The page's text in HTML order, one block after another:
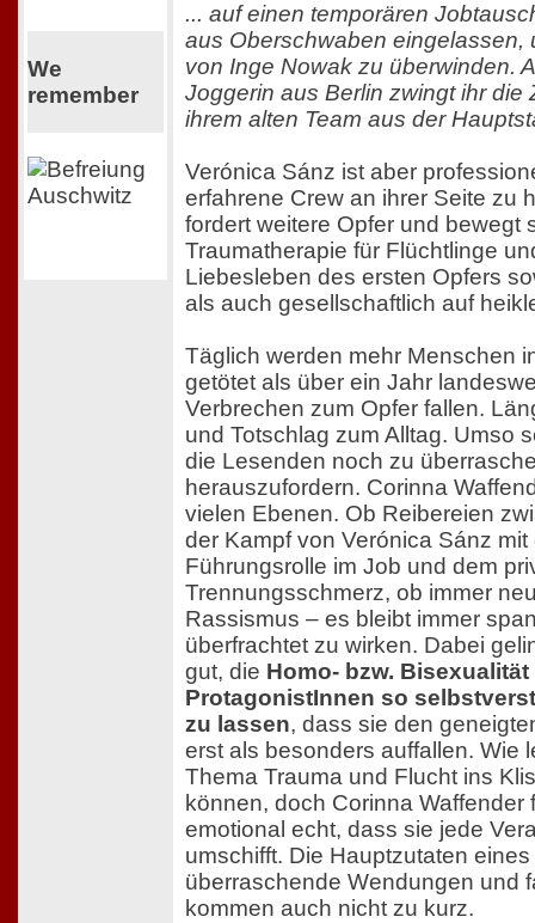
We
remember
... auf einen temporären
aus Oberschwaben eingelassen,
von Inge Nowak zu überwinden.
Joggerin aus Berlin zwingt ihr die
ihrem alten Team aus der
Verónica Sánz ist aber
erfahrene Crew an ihrer Seite zu
fordert weitere Opfer und bewegt
Traumatherapie für Flüchtlinge
Liebesleben des ersten Opfers
als auch gesellschaftlich auf
Täglich werden mehr Menschen
getötet als über ein Jahr
Verbrechen zum Opfer fallen.
und Totschlag zum Alltag. Umso
die Lesenden noch zu
herauszufordern. Corinna
vielen Ebenen. Ob Reibereien
der Kampf von Verónica Sánz
Führungsrolle im Job und dem
Trennungsschmerz, ob immer
Rassismus – es bleibt immer
überfrachtet zu wirken. Dabei
gut, die Homo- bzw. Bisexualität
ProtagonistInnen so
zu lassen, dass sie den
erst als besonders auffallen. Wie
Thema Trauma und Flucht ins
können, doch Corinna Waffender
emotional echt, dass sie jede
umschifft. Die Hauptzutaten
überraschende Wendungen und
kommen auch nicht zu kurz.